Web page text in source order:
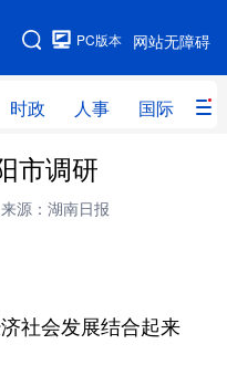
网站无障碍
PC版本
时政 人事 国际 财
时政
网评
市调研
来源：湖南日报
社会发展结合起来